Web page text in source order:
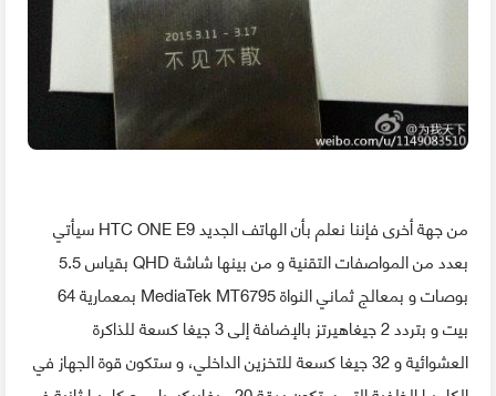
من جهة أخرى فإننا نعلم بأن الهاتف الجديد HTC ONE E9 سيأتي
بعدد من المواصفات التقنية و من بينها شاشة QHD بقياس 5.5
بوصات و بمعالج ثماني النواة MediaTek MT6795 بمعمارية 64
بيت و بتردد 2 جيغاهيرتز بالإضافة إلى 3 جيغا كسعة للذاكرة
العشوائية و 32 جيغا كسعة للتخزين الداخلي، و ستكون قوة الجهاز في